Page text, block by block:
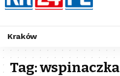
Kraków
Tag:wspinaczka